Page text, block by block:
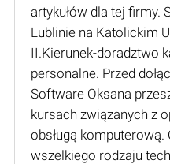
artykułów dla tej firmy.
Lublinie na Katolickim
II.Kierunek-doradztwo
personalne. Przed
Software Oksana
kursach związanych z
obsługą
wszelkiego rodzaju